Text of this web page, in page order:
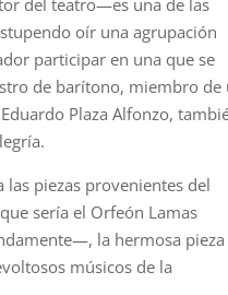
del teatro—es una de las
oír una agrupación
participar en una que se
de barítono, miembro de
Plaza Alfonzo,
piezas provenientes del
sería el Orfeón Lamas
la hermosa
músicos de la